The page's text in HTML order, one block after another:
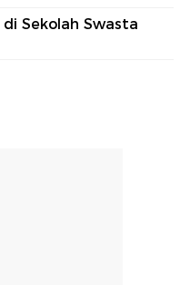
Sekolah Swasta